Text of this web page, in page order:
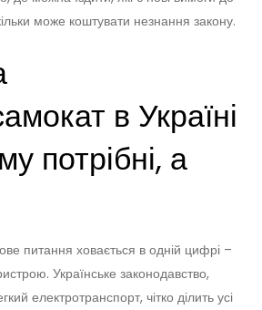
може коштувати незнання закону.
в Україні
потрібні, а
питання ховається в одній цифрі –
Українське законодавство,
електротранспорт, чітко ділить усі